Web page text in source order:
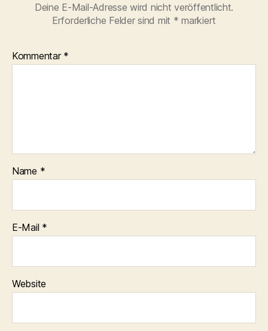
Deine E-Mail-Adresse wird nicht veröffentlicht.
Erforderliche Felder sind mit * markiert
Kommentar *
Name *
E-Mail *
Website